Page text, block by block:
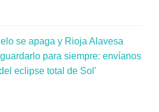
se apaga y Rioja Alavesa
para siempre: envíanos
eclipse total de Sol'